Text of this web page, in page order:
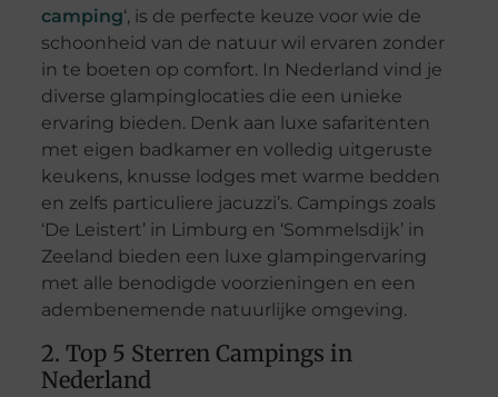
camping‘, is de perfecte keuze voor wie de
schoonheid van de natuur wil ervaren zonder
in te boeten op comfort. In Nederland vind je
diverse glampinglocaties die een unieke
ervaring bieden. Denk aan luxe safaritenten
met eigen badkamer en volledig uitgeruste
keukens, knusse lodges met warme bedden
en zelfs particuliere jacuzzi’s. Campings zoals
‘De Leistert’ in Limburg en ‘Sommelsdijk’ in
Zeeland bieden een luxe glampingervaring
met alle benodigde voorzieningen en een
adembenemende natuurlijke omgeving.
2. Top 5 Sterren Campings in
Nederland